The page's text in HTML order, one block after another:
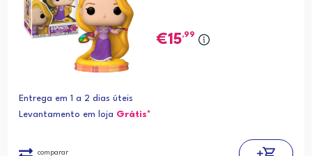
15,99
Entrega em 1 a 2 dias úteis
Levantamento em loja Grátis*
comparar